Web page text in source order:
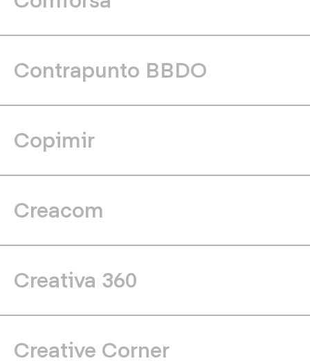
Contrapunto BBDO
Copimir
Creacom
Creativa 360
Creative Corner